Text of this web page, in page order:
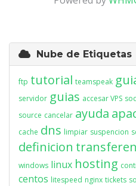
Nube de Etiquetas
ftp tutorial teamspeak
servidor guias accesar VPS
source cancelar ayuda
cache dns limpiar suspencion
definicion
windows linux hosting
centos litespeed nginx tickets